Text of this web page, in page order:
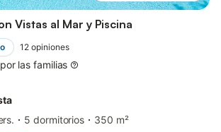
Vistas al Mar y Piscina
12 opiniones
las familias
5 dormitorios
350 m²